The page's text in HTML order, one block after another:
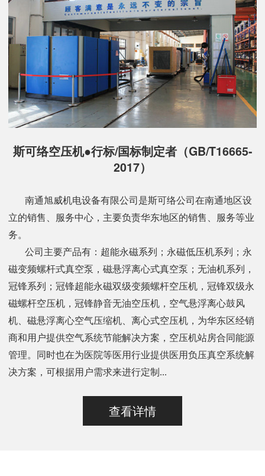
斯可络空压机●行标/国标制定者（GB/T16665-
2017）
南通旭威机电设备有限公司是斯可络公司在南通地区设
立的销售、服务中心，主要负责华东地区的销售、服务等业
务。
公司主要产品有：超能永磁系列；永磁低压机系列；永
磁变频螺杆式真空泵，磁悬浮离心式真空泵；无油机系列，
冠锋系列；冠锋超能永磁双级变频螺杆空压机，冠锋双级永
磁螺杆空压机，冠锋静音无油空压机，空气悬浮离心鼓风
机、磁悬浮离心空气压缩机、离心式空压机，为华东区经销
商和用户提供空气系统节能解决方案，空压机站房合同能源
管理。同时也在为医院等医用行业提供医用负压真空系统解
决方案，可根据用户需求来进行定制...
查看详情